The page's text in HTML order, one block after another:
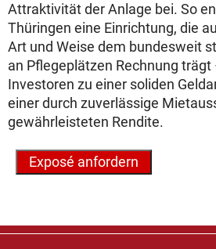
Attraktivität der Anlage bei. So
Thüringen eine Einrichtung, die
Art und Weise dem bundesweit
an Pflegeplätzen Rechnung trägt
Investoren zu einer soliden
einer durch zuverlässige
gewährleisteten Rendite.